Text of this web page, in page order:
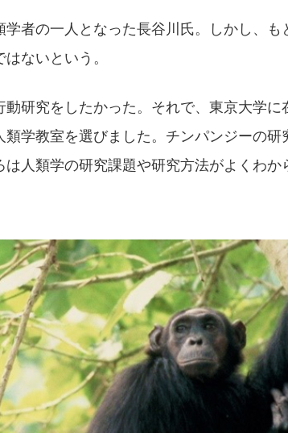
者の一人となった長谷川氏。しかし、も
ないという。
動研究をしたかった。それで、東京大学
類学教室を選びました。チンパンジーの
は人類学の研究課題や研究方法がよくわ